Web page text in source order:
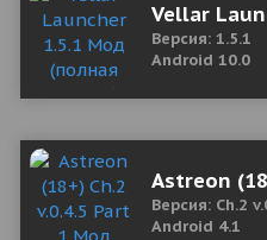
Vellar
Версия: 1.5.1
Android 10.0
Astreon
Версия: Ch.2
Android 4.1